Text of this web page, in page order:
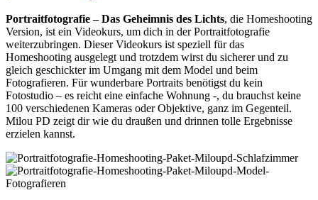
Portraitfotografie – Das Geheimnis des Lichts, die Homeshooting
Version, ist ein Videokurs, um dich in der Portraitfotografie
weiterzubringen. Dieser Videokurs ist speziell für das
Homeshooting ausgelegt und trotzdem wirst du sicherer und zu
gleich geschickter im Umgang mit dem Model und beim
Fotografieren. Für wunderbare Portraits benötigst du kein
Fotostudio – es reicht eine einfache Wohnung -, du brauchst keine
100 verschiedenen Kameras oder Objektive, ganz im Gegenteil.
Milou PD zeigt dir wie du draußen und drinnen tolle Ergebnisse
erzielen kannst.